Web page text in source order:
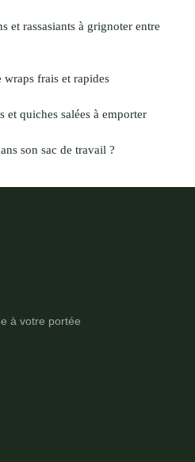
et rassasiants à grignoter entre
wraps frais et rapides
et quiches salées à emporter
son sac de travail ?
à votre portée